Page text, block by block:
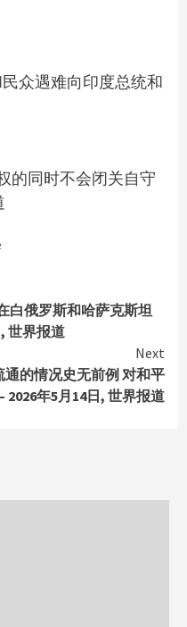
众遇难向印度总统和
的同时不会闭关自守
白俄罗斯和哈萨克斯坦
世界报道
Next
的情况史无前例 对和平
2026年5月14日, 世界报道